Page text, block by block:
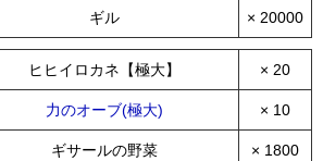
ギル × 20000
ヒヒイロカネ【極大】 × 20
力のオーブ(極大) × 10
ギサールの野菜 × 1800